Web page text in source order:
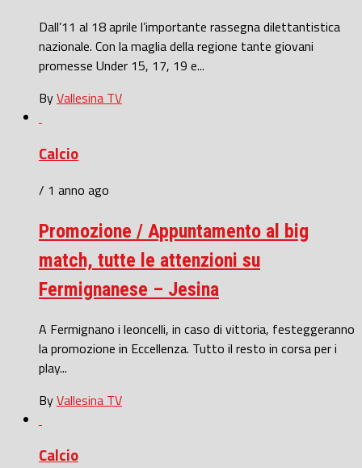
Dall’11 al 18 aprile l’importante rassegna dilettantistica
nazionale. Con la maglia della regione tante giovani
promesse Under 15, 17, 19 e...
ByVallesina TV
Calcio
/ 1 anno ago
Promozione / Appuntamento al big
match, tutte le attenzioni su
Fermignanese – Jesina
A Fermignano i leoncelli, in caso di vittoria, festeggeranno
la promozione in Eccellenza. Tutto il resto in corsa per i
play...
ByVallesina TV
Calcio